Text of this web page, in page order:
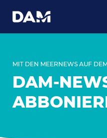
MIT DEN MEERNEWS AUF
DAM-